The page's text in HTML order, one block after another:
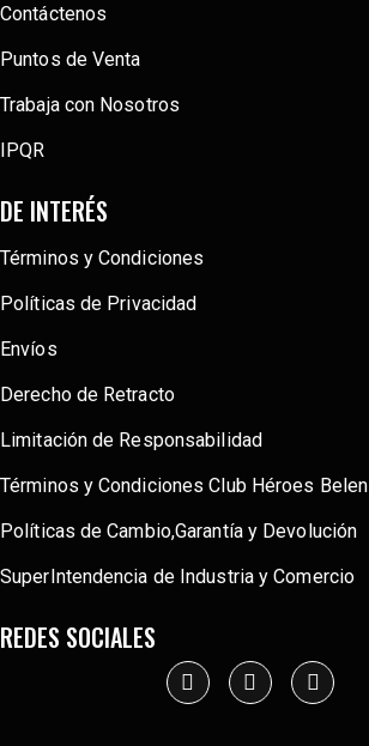
Contáctenos
Puntos de Venta
Trabaja con Nosotros
IPQR
DE INTERÉS
Términos y Condiciones
Políticas de Privacidad
Envíos
Derecho de Retracto
Limitación de Responsabilidad
Términos y Condiciones Club Héroes Belen
Políticas de Cambio,Garantía y Devolución
SuperIntendencia de Industria y Comercio
REDES SOCIALES